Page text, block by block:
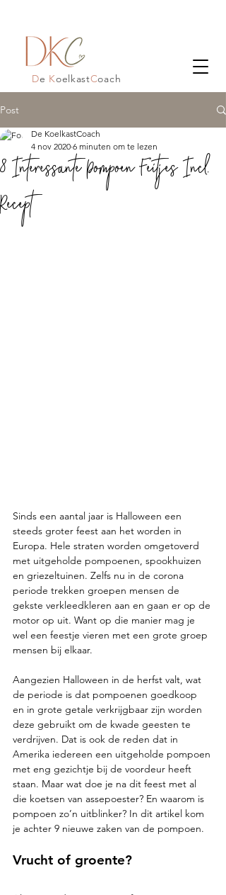
De KoelkastCoach
Post
8 Interessante Pompoen Feitjes Incl.
Recept
De KoelkastCoach
4 nov 2020 6 minuten om te lezen
Sinds een aantal jaar is Halloween een
steeds groter feest aan het worden in
Europa. Hele straten worden omgetoverd
met uitgeholde pompoenen, spookhuizen
en griezeltuinen. Zelfs nu in de corona
periode trekken groepen mensen de
gekste verkleedkleren aan en gaan er op de
motor op uit. Want op die manier mag je
wel een feestje vieren met een grote groep
mensen bij elkaar.
Aangezien Halloween in de herfst valt, wat
de periode is dat pompoenen goedkoop
en in grote getale verkrijgbaar zijn worden
deze gebruikt om de kwade geesten te
verdrijven. Dat is ook de reden dat in
Amerika iedereen een uitgeholde pompoen
met eng gezichtje bij de voordeur heeft
staan. Maar wat doe je na dit feest met al
die koetsen van assepoester? En waarom is
pompoen zo’n uitblinker? In dit artikel kom
je achter 9 nieuwe zaken van de pompoen.
Vrucht of groente?